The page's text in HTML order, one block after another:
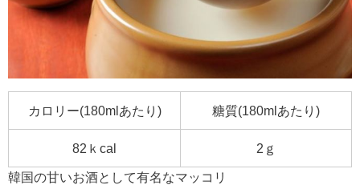
カロリー(180mlあたり) 糖質(180mlあたり)
82ｋcal 2ｇ
韓国の甘いお酒として有名なマッコリ